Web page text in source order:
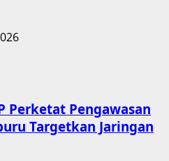
Perketat Pengawasan
Targetkan Jaringan